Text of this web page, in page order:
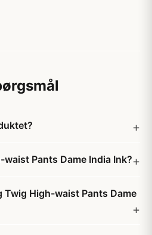
Pants Dame India Ink?
High-waist Pants Dame